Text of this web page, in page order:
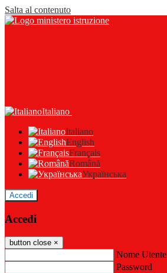
Salta al contenuto
Italiano
Italiano
English
Français
Română
Українська
Accedi
Accedi
button close ×
Nome Utente
Password